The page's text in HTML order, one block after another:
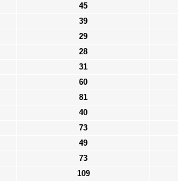
45
39
29
28
31
60
81
40
73
49
73
109